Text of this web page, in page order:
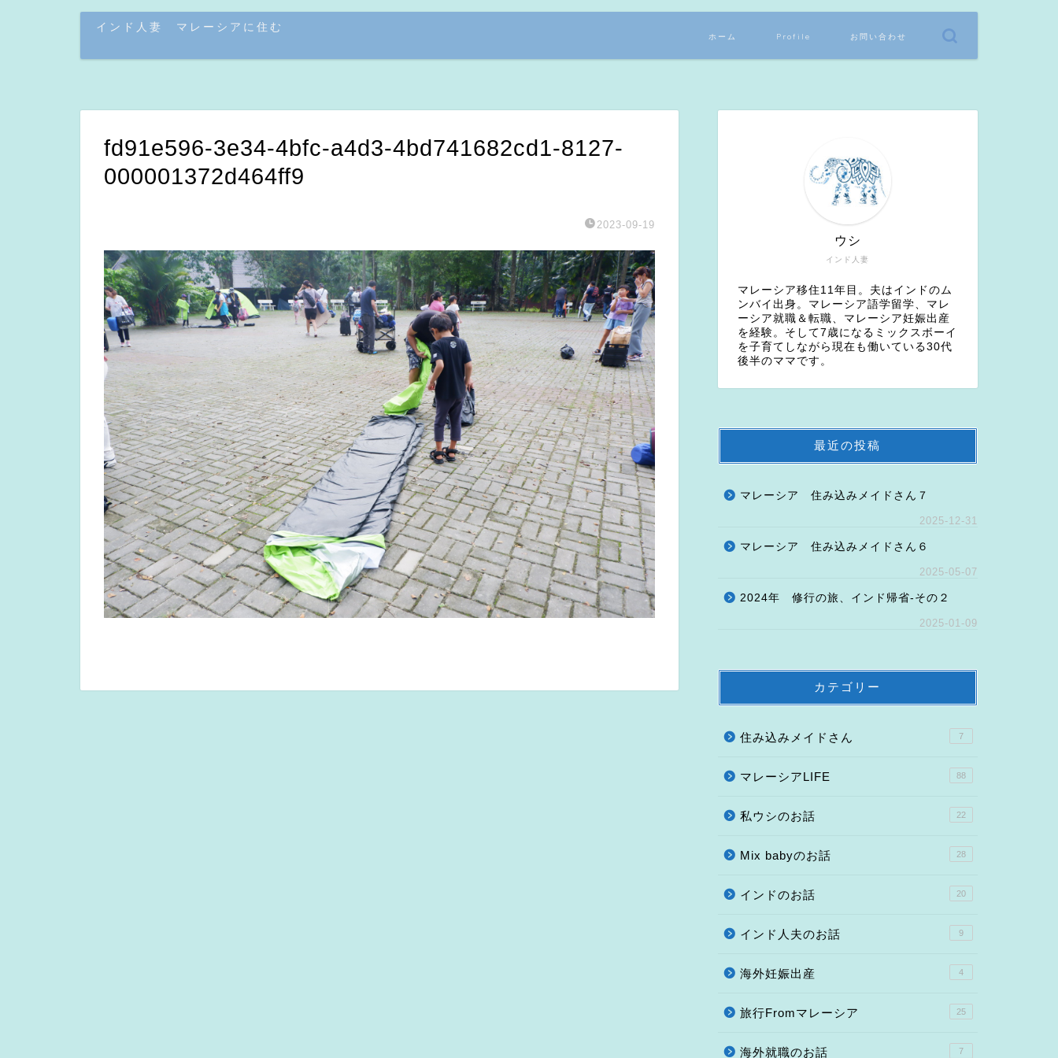
インド人妻 マレーシアに住む
ホーム Profile お問い合わせ
fd91e596-3e34-4bfc-a4d3-4bd741682cd1-8127-
000001372d464ff9
2023-09-19
インド人妻
ウシ
マレーシア移住11年目。夫はインドのム
ンバイ出身。マレーシア語学留学、マレ
ーシア就職＆転職、マレーシア妊娠出産
を経験。そして7歳になるミックスボーイ
を子育てしながら現在も働いている30代
後半のママです。
最近の投稿
マレーシア 住み込みメイドさん７
2025-12-31
マレーシア 住み込みメイドさん６
2025-05-07
2024年 修行の旅、インド帰省-その２
2025-01-09
カテゴリー
住み込みメイドさん 7
マレーシアLIFE 88
私ウシのお話 22
Mix babyのお話 28
インドのお話 20
インド人夫のお話 9
海外妊娠出産 4
旅行Fromマレーシア 25
海外就職のお話 7